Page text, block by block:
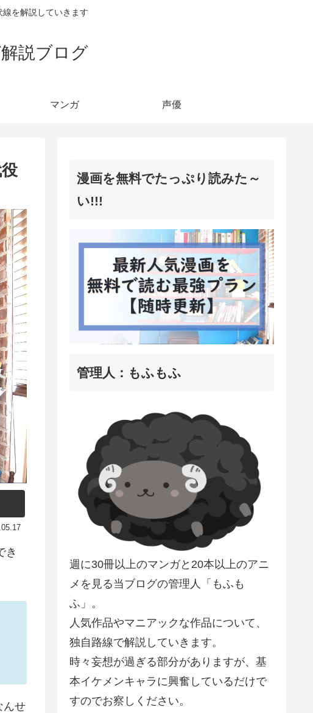
を解説していきます
説ブログ
マンガ 声優
き
んせ
漫画を無料でたっぷり読みた～
い!!!
管理人：もふもふ
週に30冊以上のマンガと20本以上のアニ
メを見る当ブログの管理人「もふも
ふ」。
人気作品やマニアックな作品について、
独自路線で解説していきます。
時々妄想が過ぎる部分がありますが、基
本イケメンキャラに興奮しているだけで
すのでお察しください。